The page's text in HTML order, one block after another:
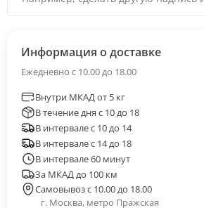
Информация о доставке
Ежедневно с 10.00 до 18.00
Внутри МКАД от 5 кг
В течение дня с 10 до 18
В интервале с 10 до 14
В интервале с 14 до 18
В интервале 60 минут
За МКАД до 100 км
Самовывоз с 10.00 до 18.00
г. Москва, метро Пражская